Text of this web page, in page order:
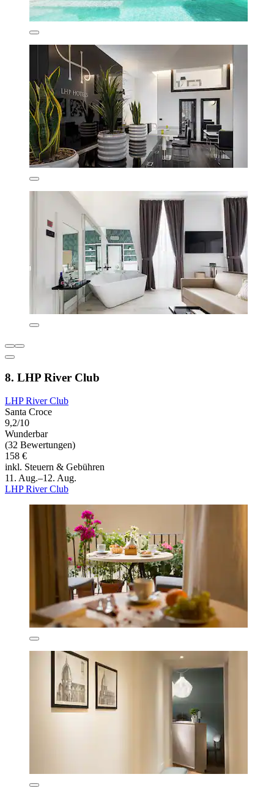
8. LHP River Club
LHP River Club
Santa Croce
9,2/10
Wunderbar
(32 Bewertungen)
158 €
inkl. Steuern & Gebühren
11. Aug.–12. Aug.
LHP River Club